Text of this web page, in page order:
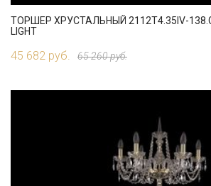
ТОРШЕР ХРУСТАЛЬНЫЙ 2112T4.35IV-138.G
LIGHT
45 682 руб. 65 260 руб.